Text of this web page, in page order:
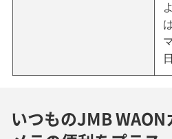
いつものJMB WAON